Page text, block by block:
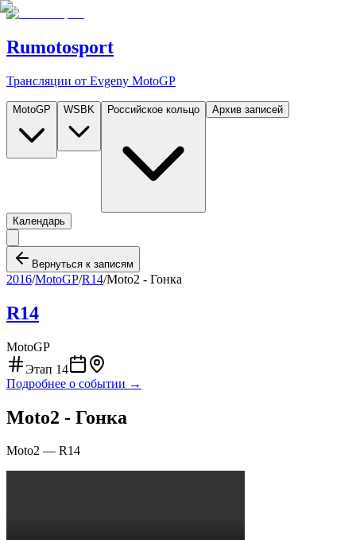
Rumotosport
Трансляции от Evgeny MotoGP
MotoGP WSBK Российское кольцо Архив записей
Календарь
Вернуться к записям
2016/MotoGP/R14/Moto2 - Гонка
R14
MotoGP
Этап 14
Подробнее о событии →
Moto2 - Гонка
Moto2 — R14